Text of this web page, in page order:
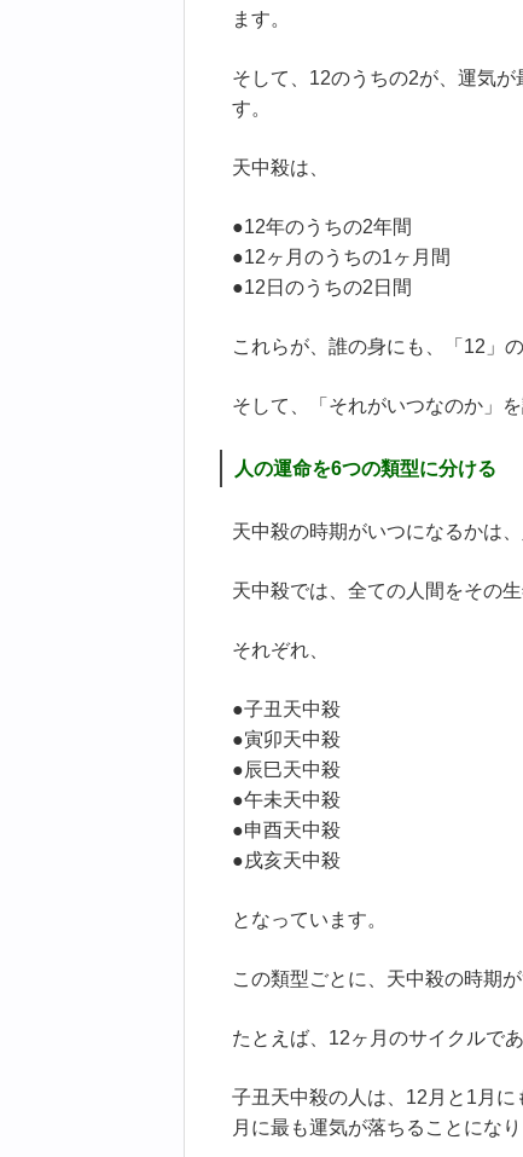
ます。
そして、12のうちの2が、運気
す。
天中殺は、
●12年のうちの2年間
●12ヶ月のうちの1ヶ月間
●12日のうちの2日間
これらが、誰の身にも、「12」
そして、「それがいつなのか」
人の運命を6つの類型に分ける
天中殺の時期がいつになるかは
天中殺では、全ての人間をその
それぞれ、
●子丑天中殺
●寅卯天中殺
●辰巳天中殺
●午未天中殺
●申酉天中殺
●戌亥天中殺
となっています。
この類型ごとに、天中殺の時期
たとえば、12ヶ月のサイクルで
子丑天中殺の人は、12月と1月
月に最も運気が落ちることになり